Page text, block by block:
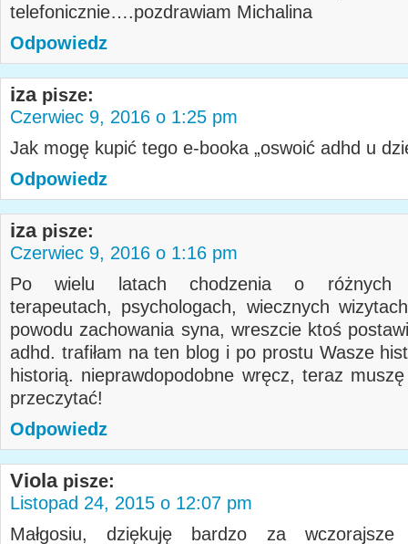
telefonicznie….pozdrawiam Michalina
Odpowiedz
iza pisze:
Czerwiec 9, 2016 o 1:25 pm
Jak mogę kupić tego e-booka „oswoić adhd u
Odpowiedz
iza pisze:
Czerwiec 9, 2016 o 1:16 pm
Po wielu latach chodzenia o różnych
terapeutach, psychologach, wiecznych
powodu zachowania syna, wreszcie ktoś
adhd. trafiłam na ten blog i po prostu Wasze
historią. nieprawdopodobne wręcz, teraz
przeczytać!
Odpowiedz
Viola pisze:
Listopad 24, 2015 o 12:07 pm
Małgosiu, dziękuję bardzo za wczorajsze